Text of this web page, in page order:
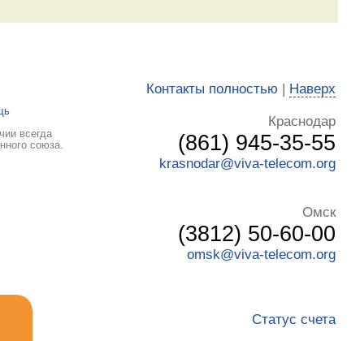
всегда
союза.
Контакты полностью | Наверх
Краснодар
(861) 945-35-55
krasnodar@viva-telecom.org
Омск
(3812) 50-60-00
omsk@viva-telecom.org
Статус счета